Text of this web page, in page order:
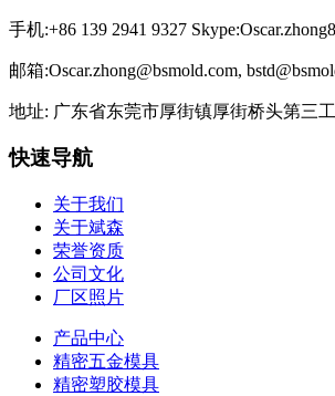
手机:+86 139 2941 9327
邮箱:Oscar.zhong@bsmold.com,
地址: 广东省东莞市厚街镇厚街桥头第三
快速导航
关于我们
关于斌森
荣誉资质
公司文化
厂区照片
产品中心
精密五金模具
精密塑胶模具